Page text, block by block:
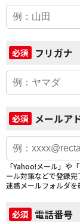
必須 フリガナ
必須 メールア
「Yahoo!メール」や
ール対策などで登録完
迷惑メールフォルダを
必須 電話番号